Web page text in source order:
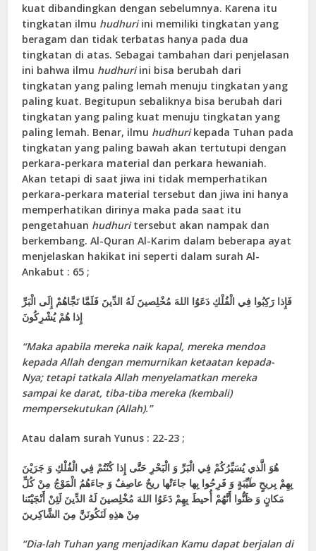
kuat dibandingkan dengan sebelumnya. Karena itu
tingkatan ilmu hudhuriini memiliki tingkatan yang
beragam dan tidak terbatas hanya pada dua
tingkatan di atas. Sebagai tambahan dari penjelasan
ini bahwa ilmu hudhuriini bisa berubah dari
tingkatan yang paling lemah menuju tingkatan yang
paling kuat. Begitupun sebaliknya bisa berubah dari
tingkatan yang paling kuat menuju tingkatan yang
paling lemah. Benar, ilmu hudhurikepada Tuhan pada
tingkatan yang paling bawah akan tertutupi dengan
perkara-perkara material dan perkara hewaniah.
Akan tetapi di saat jiwa ini tidak memperhatikan
perkara-perkara material tersebut dan jiwa ini hanya
memperhatikan dirinya maka pada saat itu
pengetahuan hudhuritersebut akan nampak dan
berkembang. Al-Quran Al-Karim dalam beberapa ayat
menjelaskan hakikat ini seperti dalam surah Al-
Ankabut : 65 ;
فَإِذا رَكِبُوا فِي الْفُلْكِ دَعَوُا اللهَ مُخْلِصينَ لَهُ الدِّينَ فَلَمَّا نَجَّاهُمْ إِلَى الْبَرِّ
إِذا هُمْ يُشْرِكُونَ
“Maka apabila mereka naik kapal, mereka mendoa
kepada Allah dengan memurnikan ketaatan kepada-
Nya; tetapi tatkala Allah menyelamatkan mereka
sampai ke darat, tiba-tiba mereka (kembali)
mempersekutukan (Allah).”
Atau dalam surah Yunus : 22-23 ;
هُوَ الَّذي يُسَيِّرُكُمْ فِي الْبَرِّ وَ الْبَحْرِ حَتَّى إِذا كُنْتُمْ فِي الْفُلْكِ وَ جَرَيْنَ
بِهِمْ بِريحٍ طَيِّبَةٍ وَ فَرِحُوا بِها جاءَتْها ريحٌ عاصِفٌ وَ جاءَهُمُ الْمَوْجُ مِنْ كُلِّ
مَكانٍ وَ ظَنُّوا أَنَّهُمْ أُحيطَ بِهِمْ دَعَوُا اللهَ مُخْلِصينَ لَهُ الدِّينَ لَئِنْ أَنْجَيْتَنا
مِنْ هذِهِ لَنَكُونَنَّ مِنَ الشَّاكِرينَ
“Dia-lah Tuhan yang menjadikan Kamu dapat berjalan di